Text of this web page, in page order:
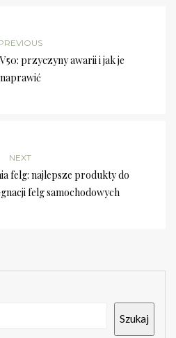
przyczyny awarii i jak je
naprawić
NEXT
felg: najlepsze produkty do
felg samochodowych
Szukaj